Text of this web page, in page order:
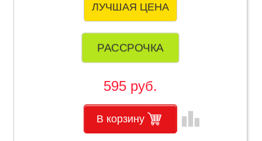
ЛУЧШАЯ ЦЕНА
РАССРОЧКА
595 руб.
В корзину leaderboard